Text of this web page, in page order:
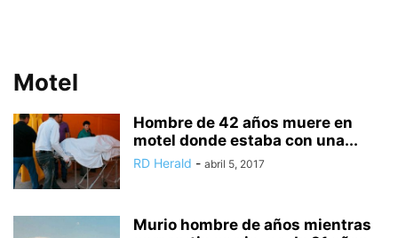
Motel
Hombre de 42 años muere en
motel donde estaba con una...
RD Herald - abril 5, 2017
Murio hombre de años mientras